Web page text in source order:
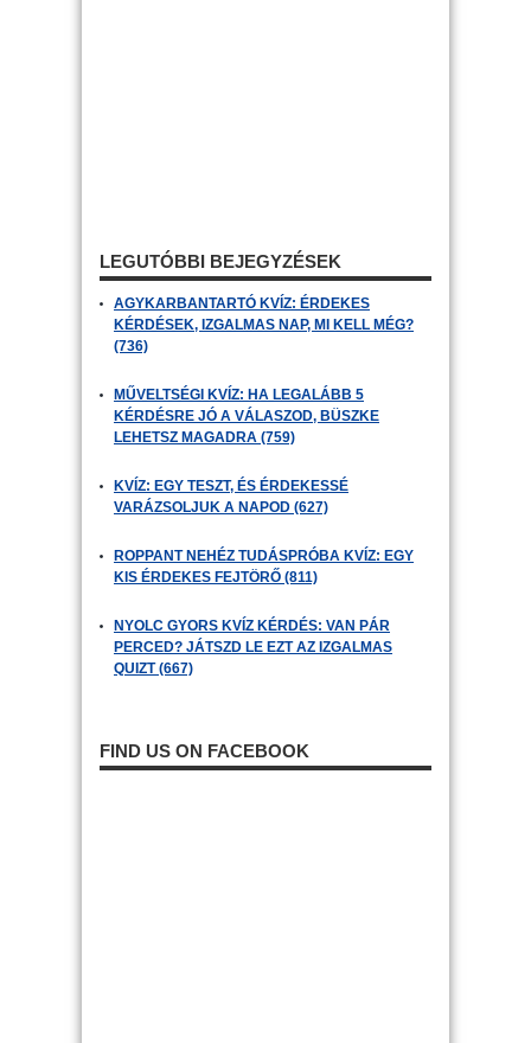
LEGUTÓBBI BEJEGYZÉSEK
AGYKARBANTARTÓ KVÍZ: ÉRDEKES
KÉRDÉSEK, IZGALMAS NAP, MI KELL MÉG?
(736)
MŰVELTSÉGI KVÍZ: HA LEGALÁBB 5
KÉRDÉSRE JÓ A VÁLASZOD, BÜSZKE
LEHETSZ MAGADRA (759)
KVÍZ: EGY TESZT, ÉS ÉRDEKESSÉ
VARÁZSOLJUK A NAPOD (627)
ROPPANT NEHÉZ TUDÁSPRÓBA KVÍZ: EGY
KIS ÉRDEKES FEJTÖRŐ (811)
NYOLC GYORS KVÍZ KÉRDÉS: VAN PÁR
PERCED? JÁTSZD LE EZT AZ IZGALMAS
QUIZT (667)
FIND US ON FACEBOOK